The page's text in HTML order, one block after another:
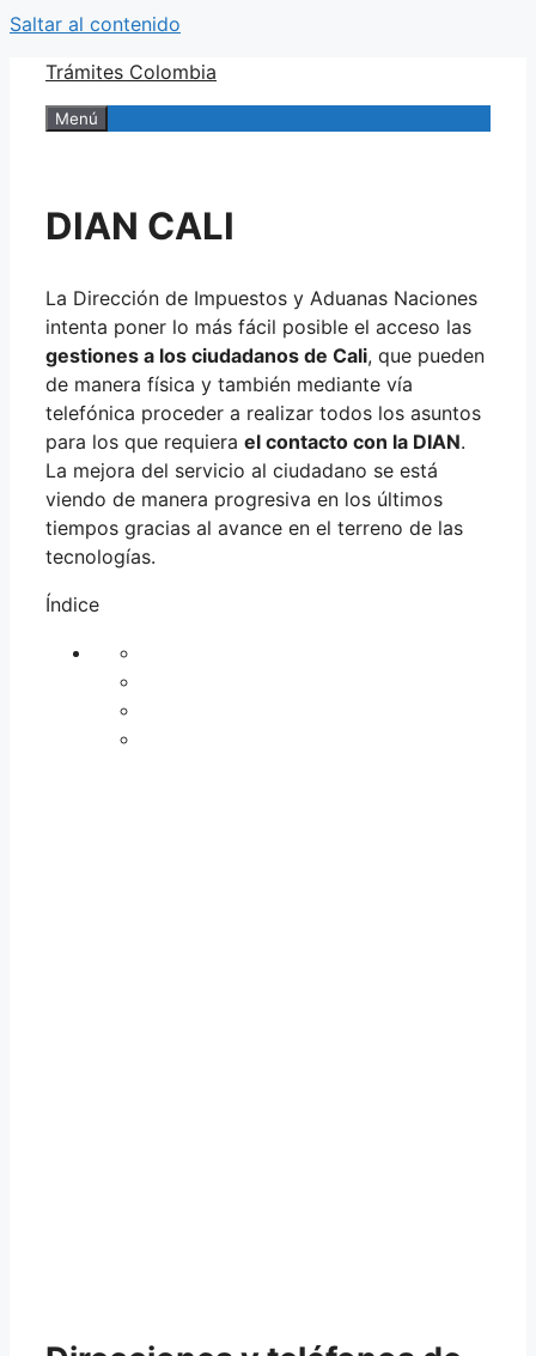
Saltar al contenido
Trámites Colombia
Menú
DIAN CALI
La Dirección de Impuestos y Aduanas Naciones
intenta poner lo más fácil posible el acceso las
gestiones a los ciudadanos de Cali, que pueden
de manera física y también mediante vía
telefónica proceder a realizar todos los asuntos
para los que requiera el contacto con la DIAN.
La mejora del servicio al ciudadano se está
viendo de manera progresiva en los últimos
tiempos gracias al avance en el terreno de las
tecnologías.
Índice